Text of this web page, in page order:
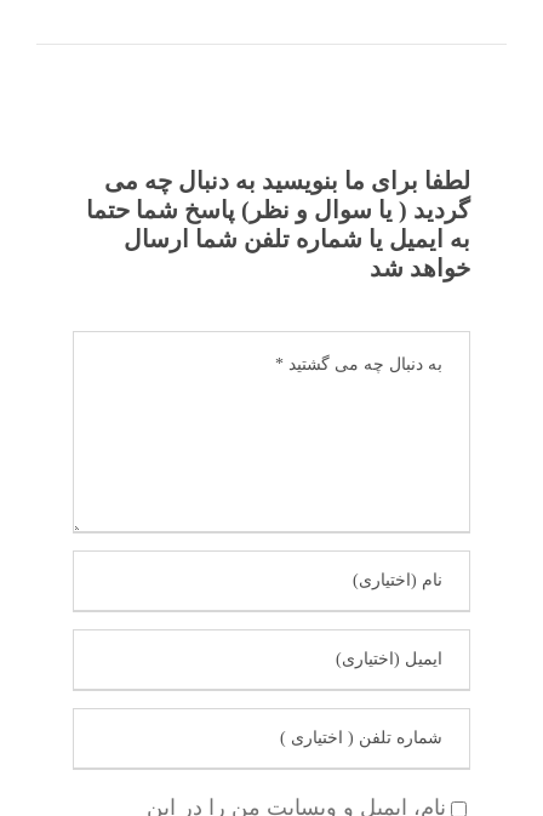
لطفا برای ما بنویسید به دنبال چه می
گردید ( یا سوال و نظر) پاسخ شما حتما
به ایمیل یا شماره تلفن شما ارسال
خواهد شد
نام، ایمیل و وبسایت من را در این